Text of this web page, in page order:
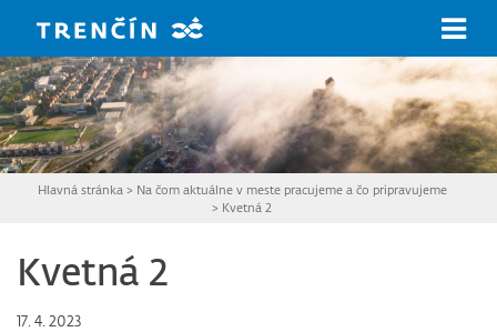
Hlavná stránka > Na čom aktuálne v meste pracujeme a čo pripravujeme
> Kvetná 2
Kvetná 2
17. 4. 2023